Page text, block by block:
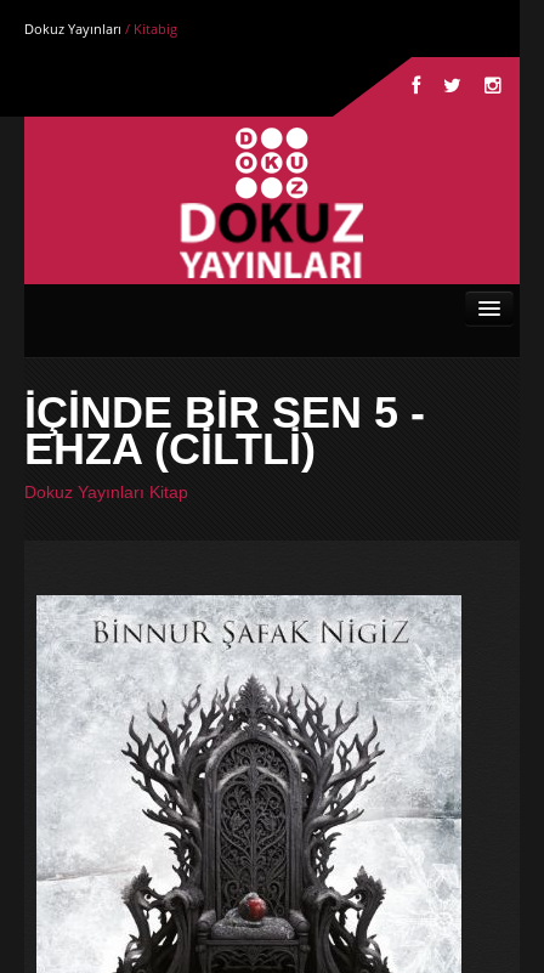
Dokuz Yayınları / Kitabig
Kurumsal
Kitaplar
Blog
İletişim
İÇİNDE BİR SEN 5 -
EHZA (CİLTLİ)
Dokuz Yayınları Kitap